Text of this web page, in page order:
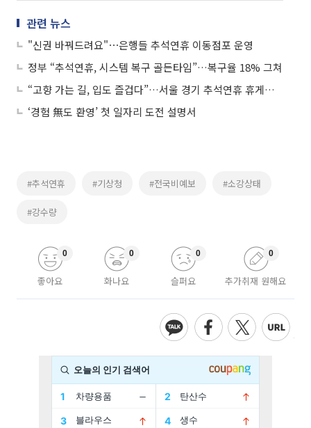
관련 뉴스
"신권 바꿔드려요"⋯은행들 추석연휴 이동점포 운영
정부 “추석연휴, 시스템 복구 골든타임”…복구율 18% 그쳐
“고향 가는 길, 입도 즐겁다”…서울 경기 추석연휴 휴게소 숨은 별미
‘경험 無도 환영’ 첫 일자리 도전 설명서
#추석연휴 #기상청 #전국비예보 #소강상태
#강수량
좋아요
0
화나요
0
슬퍼요
0
추가취재 원해요
0